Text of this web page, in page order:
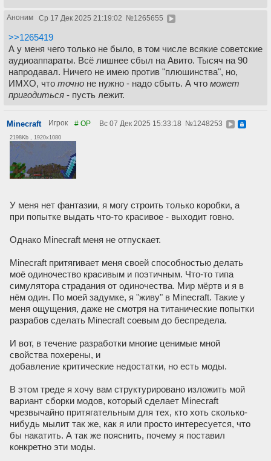
Аноним Ср 17 Дек 2025 21:19:02 №1265655
>>1265419
А у меня чего только не было, в том числе всякие советские
аудиоаппараты. Всё лишнее сбыл на Авито. Тысяч на 90
напродавал. Ничего не имею против "плюшинства", но,
ИМХО, что точно не нужно - надо сбыть. А что может
пригодиться - пусть лежит.
Minecraft Игрок # OP Вс 07 Дек 2025 15:33:18 №1248253
2198Kb , 1920x1080
У меня нет фантазии, я могу строить только коробки, а
при попытке выдать что-то красивое - выходит говно.
Однако Minecraft меня не отпускает.
Minecraft притягивает меня своей способностью делать
моё одиночество красивым и поэтичным. Что-то типа
симулятора страдания от одиночества. Мир мёртв и я в
нём один. По моей задумке, я "живу" в Minecraft. Такие у
меня ощущения, даже не смотря на титанические попытки
разрабов сделать Minecraft соевым до беспредела.
И вот, в течение разработки многие ценимые мной
свойства похерены, и
добавление критические недостатки, но есть моды.
В этом треде я хочу вам структурировано изложить мой
вариант сборки модов, который сделает Minecraft
чрезвычайно притягательным для тех, кто хоть сколько-
нибудь мылит так же, как я или просто интересуется, что
бы накатить. А так же пояснить, почему я поставил
конкретно эти моды.